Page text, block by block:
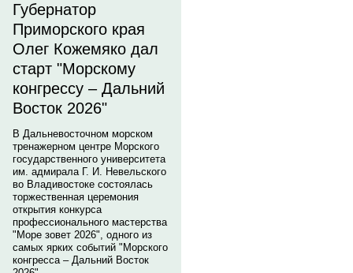
Губернатор
Приморского края
Олег Кожемяко дал
старт "Морскому
конгрессу – Дальний
Восток 2026"
В Дальневосточном морском
тренажерном центре Морского
государственного университета
им. адмирала Г. И. Невельского
во Владивостоке состоялась
торжественная церемония
открытия конкурса
профессионального мастерства
"Море зовет 2026", одного из
самых ярких событий "Морского
конгресса – Дальний Восток